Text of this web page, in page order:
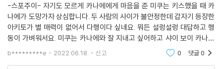
-스포주이- 자기도 모르게 카나에에게 마음을 준 미쿠는 키스했을 때 카
나에가 도망가자 상심합니다. 두 사람의 사이가 불안정한데 갑자기 등장한
아키토가 별 매력이 없어서 다행이다 싶네요. 뭐든 설렁설렁 대답하고 행
동이 가벼워서요. 미쿠는 카나에와 잘 지내고 싶어하고 샤이 보이 카나에
는 미쿠의 눈을 보면 긴장하는 부분이 새롭네요. 다음 권도 기대됩니다.
b*********e 2022.06.18. 신고 0 댓글0